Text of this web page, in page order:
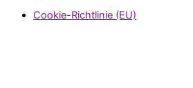
Cookie-Richtlinie (EU)